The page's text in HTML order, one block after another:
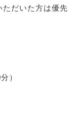
だいた方は優先
）